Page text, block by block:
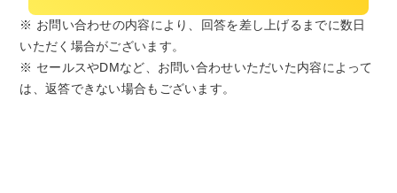
※ お問い合わせの内容により、回答を差し上げるまでに数日
いただく場合がございます。
※ セールスやDMなど、お問い合わせいただいた内容によって
は、返答できない場合もございます。